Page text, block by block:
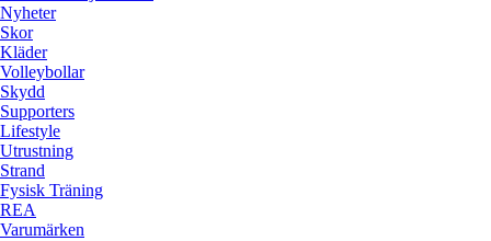
Nyheter
Skor
Kläder
Volleybollar
Skydd
Supporters
Lifestyle
Utrustning
Strand
Fysisk Träning
REA
Varumärken